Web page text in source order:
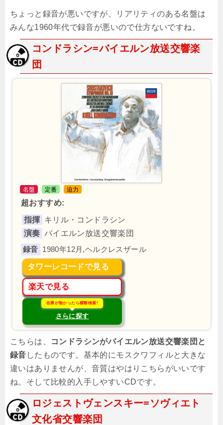
ちょっと録音が悪いですが、リアリティのある名盤は
みんな1960年代で録音が悪いので仕方ないですね。
コンドラシン=バイエルン放送交響楽
団
名盤 定番 迫力
超おすすめ:
指揮 キリル・コンドラシン
演奏 バイエルン放送交響楽団
1980年12月,ヘルクレスザール
タワーレコードで見る
楽天で見る
在庫が無かったら横断検索!
さらに探す
こちらは、
コンドラシンがバイエルン放送交響楽団と
録音 したものです。基本的にモスクワフィルと大きな
違いはありませんが、音質はやはりこちらがいいです
ね。そして比較的入手しやすいCDです。
ロジェストヴェンスキー=ソヴィエト
文化省交響楽団